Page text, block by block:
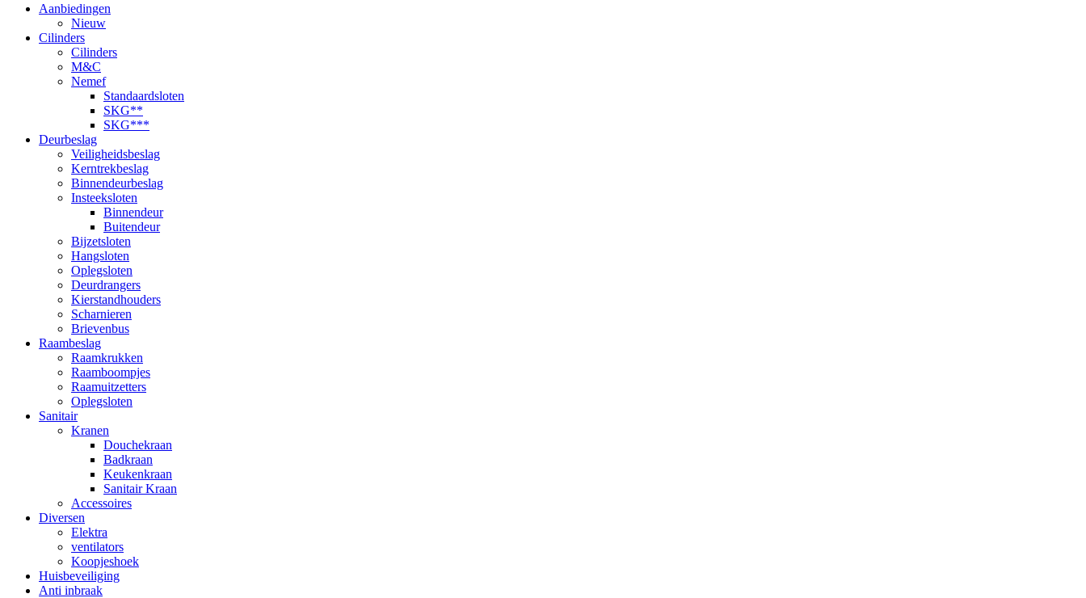
Aanbiedingen
Nieuw
Cilinders
Cilinders
M&C
Nemef
Standaardsloten
SKG**
SKG***
Deurbeslag
Veiligheidsbeslag
Kerntrekbeslag
Binnendeurbeslag
Insteeksloten
Binnendeur
Buitendeur
Bijzetsloten
Hangsloten
Oplegsloten
Deurdrangers
Kierstandhouders
Scharnieren
Brievenbus
Raambeslag
Raamkrukken
Raamboompjes
Raamuitzetters
Oplegsloten
Sanitair
Kranen
Douchekraan
Badkraan
Keukenkraan
Sanitair Kraan
Accessoires
Diversen
Elektra
ventilators
Koopjeshoek
Huisbeveiliging
Anti inbraak